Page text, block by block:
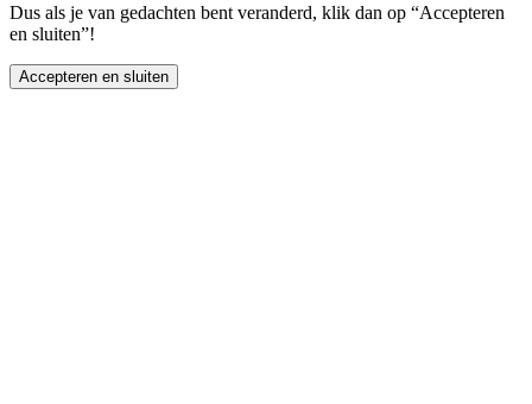
Dus als je van gedachten bent veranderd, klik dan op “Accepteren
en sluiten”!
Accepteren en sluiten